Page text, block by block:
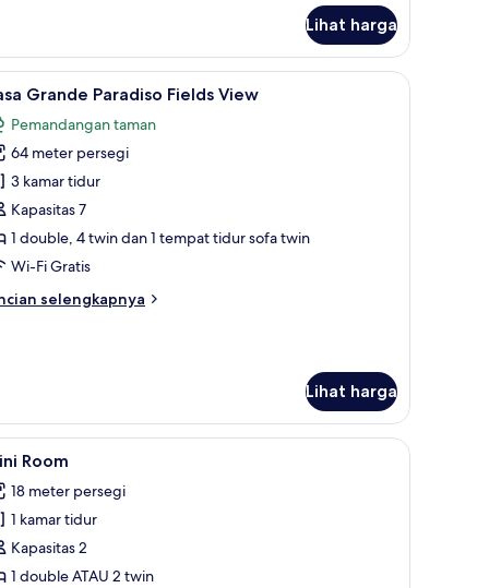
Lihat harga
angsa, tempat tidur Select Comfort, brankas, dan meja kerja
Casa Grande Paradiso Fields View |
8 Grande Paradiso Fields View
Pemandangan taman
64 meter persegi
3 kamar tidur
Kapasitas 7
1 double, 4 twin dan 1 tempat tidur sofa twin
Wi-Fi Gratis
selengkapnya
Lihat harga
angsa, tempat tidur Select Comfort, brankas, dan meja kerja
Mini Room | Selimut bulu angsa, tempat
6 Room
18 meter persegi
1 kamar tidur
Kapasitas 2
1 double ATAU 2 twin